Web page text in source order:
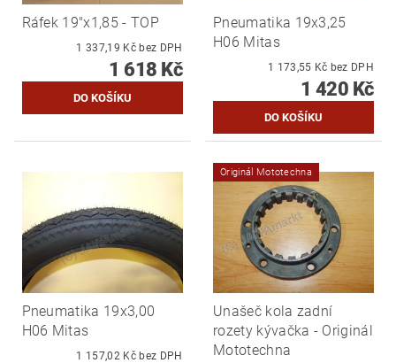
Ráfek 19"x1,85 - TOP
1 337,19 Kč bez DPH
1 618 Kč
Pneumatika 19x3,25
H06 Mitas
1 173,55 Kč bez DPH
1 420 Kč
Pneumatika 19x3,00
H06 Mitas
1 157,02 Kč bez DPH
Originál Mototechna
Unašeč kola zadní
rozety kývačka - Originál
Mototechna